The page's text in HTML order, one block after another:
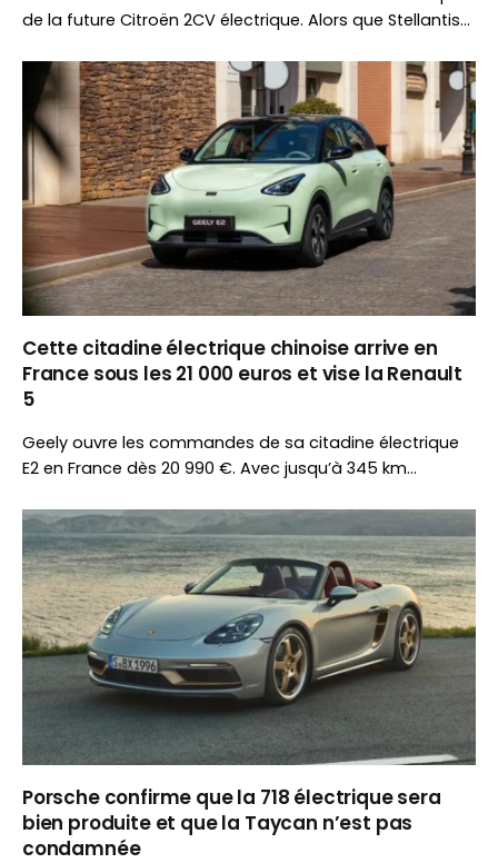
de la future Citroën 2CV électrique. Alors que Stellantis
ont choisi de ne pas participer à l’événement.
Cette citadine électrique chinoise arrive en
France sous les 21 000 euros et vise la Renault
5
Geely ouvre les commandes de sa citadine électrique
E2 en France dès 20 990 €. Avec jusqu’à 345 km
équipement généreux, elle s’attaque au segment de la
Renault 5 E-Tech.
Porsche confirme que la 718 électrique sera
bien produite et que la Taycan n’est pas
condamnée